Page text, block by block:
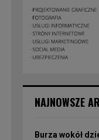
NAJNOWSZE
Burza wokół